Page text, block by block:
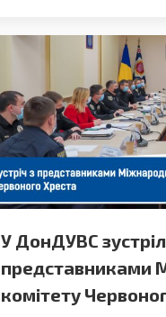
У ДонДУВС
представниками
комітету